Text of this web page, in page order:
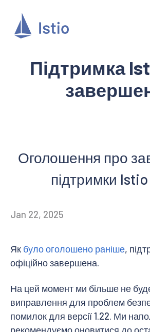
Підтримка
Оголошення про
підтримки Istio
Jan 22, 2025
Як було оголошено раніше,
офіційно завершена.
На цей момент ми більше не
виправлення для проблем
помилок для версії 1.22. Ми
рекомендуємо оновитися до